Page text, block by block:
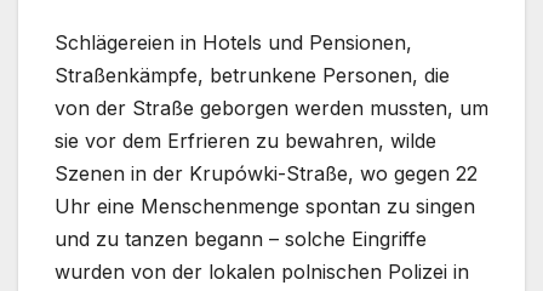
Schlägereien in Hotels und Pensionen,
Straßenkämpfe, betrunkene Personen, die
von der Straße geborgen werden mussten, um
sie vor dem Erfrieren zu bewahren, wilde
Szenen in der Krupówki-Straße, wo gegen 22
Uhr eine Menschenmenge spontan zu singen
und zu tanzen begann – solche Eingriffe
wurden von der lokalen polnischen Polizei in